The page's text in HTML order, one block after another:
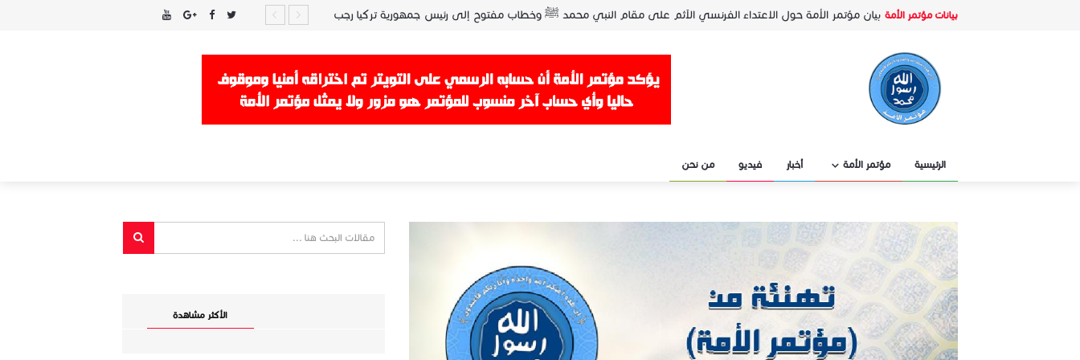
بيانات مؤتمر الأمة بيان مؤتمر الأمة حول الاعتداء الفرنسي الآثم على مقام النبي محمد ﷺ وخطاب مفتوح إلى رئيس جمهورية تركيا رجب
بيانات مؤتمر الأمة
بيانات مؤتمر الأمة مؤتمر الأمة يدين الانقلاب العسكري ويهنئ الشعب التركي على حماية سيادته
بيانات مؤتمر الأمة مؤتمر الأمة يدين جرائم مليشيات الحشد الشعبي الطائفية بحق السنة في العراق ويدعو الأمة لنصرة الشعب العراق
بيانات مؤتمر الأمة بيان من (مؤتمر الأمة) بشأن الاحتلال الروسي لسوريا
بيانات مؤتمر الأمة
رثاء الشيخ محمد المفرح وداعا أخا الأحرار
بيانات مؤتمر الأمة (مؤتمر الأمة) يدين تصريح الرئيس الأمريكي بخصوص قضية الأرمن
الرئيسية مؤتمر الأمة أخبار فيديو من نحن
الأكثر مشاهدة